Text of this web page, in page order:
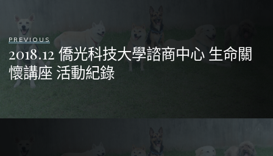
PREVIOUS
2018.12 僑光科技大學諮商中心 生命關
懷講座 活動紀錄